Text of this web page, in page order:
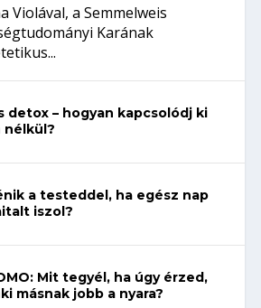
Violával, a Semmelweis
Karának
detox – hogyan kapcsolódj ki
a testeddel, ha egész nap
iszol?
Mit tegyél, ha úgy érzed,
másnak jobb a nyara?